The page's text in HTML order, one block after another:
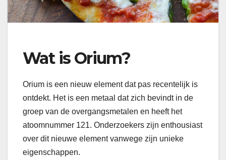
Wat is Orium?
Orium is een nieuw element dat pas recentelijk is
ontdekt. Het is een metaal dat zich bevindt in de
groep van de overgangsmetalen en heeft het
atoomnummer 121. Onderzoekers zijn enthousiast
over dit nieuwe element vanwege zijn unieke
eigenschappen.